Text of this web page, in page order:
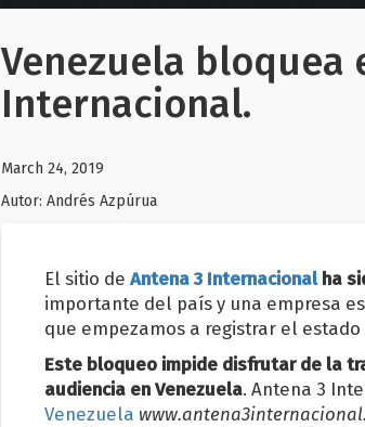
Venezuela bloquea
Internacional.
March 24, 2019
Autor: Andrés Azpúrua
El sitio de Antena 3 Internacionalha
importante del país y una empresa
que empezamos a registrar el
Este bloqueo impide disfrutar de la
audiencia en Venezuela. Antena 3
Venezuela